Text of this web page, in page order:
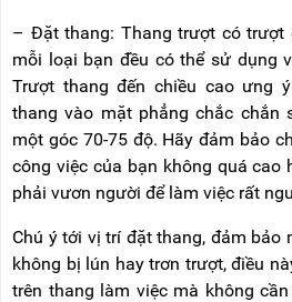
HÀNG
BỘ
THOÁT
HIỂM
ĐỘNG
XE
NÂNG
– Đặt thang: Thang trượt có trượt
mỗi loại bạn đều có thể sử dụng
Trượt thang đến chiều cao ưng
thang vào mặt phẳng chắc chắn
một góc 70-75 độ. Hãy đảm bảo
công việc của bạn không quá cao
phải vươn người để làm việc rất
Chú ý tới vị trí đặt thang, đảm bảo
không bị lún hay trơn trượt, điều
trên thang làm việc mà không